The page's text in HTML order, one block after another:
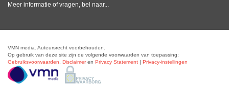
Meer informatie of vragen, bel naar...
VMN media. Auteursrecht voorbehouden.
Op gebruik van deze site zijn de volgende voorwaarden van toepassing:
Gebruiksvoorwaarden
Disclaimeren Privacy Statement | Privacy-instellingen